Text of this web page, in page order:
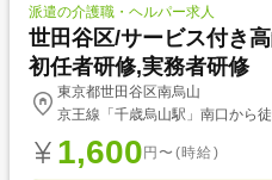
派遣の介護職・ヘルパー求人
世田谷区/サービス付き
初任者研修,実務者研修
東京都世田谷区南烏山
京王線「千歳烏山駅」南口から
1,600 円〜(時給)